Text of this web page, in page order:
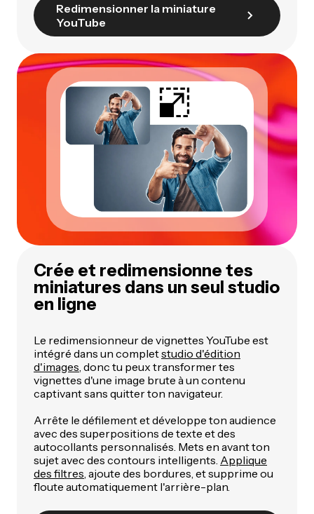
Redimensionner la miniature
YouTube
Crée et redimensionne tes
miniatures dans un seul studio
en ligne
Le redimensionneur de vignettes YouTube est
intégré dans un completstudio d'édition
d'images, donc tu peux transformer tes
vignettes d'une image brute à un contenu
captivant sans quitter ton navigateur.
Arrête le défilement et développe ton audience
avec des superpositions de texte et des
autocollants personnalisés. Mets en avant ton
sujet avec des contours intelligents. Applique
des filtres, ajoute des bordures, et supprime ou
floute automatiquement l'arrière-plan.